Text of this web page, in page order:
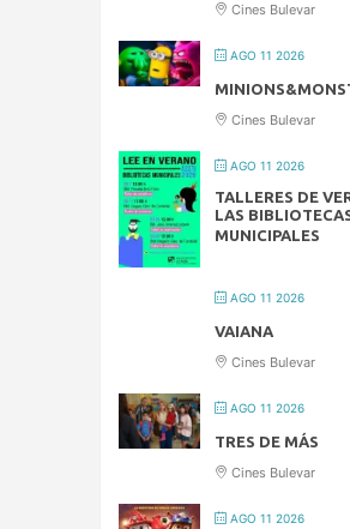
Cines Bulevar
AGO 11 2026
Cines Bulevar
AGO 11 2026
TALLERES DE
LAS
MUNICIPALES
AGO 11 2026
VAIANA
Cines Bulevar
AGO 11 2026
TRES DE MÁS
Cines Bulevar
AGO 11 2026